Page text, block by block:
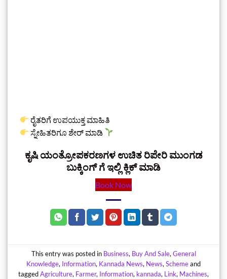
ರೈತರಿಗೆ ಉಪಯುಕ್ತ ಮಾಹಿತಿ
ಸ್ನೇಹಿತರಿಗೂ ಶೇರ್ ಮಾಡಿ
ಕೃಷಿ ಯಂತ್ರೋಪಕರಣಗಳ ಉಚಿತ ರಿಪೇರಿ ಮುಂಗಡ
ಬುಕ್ಕಿಂಗ್‌ ಗೆ ಇಲ್ಲಿ ಕ್ಲಿಕ್‌ ಮಾಡಿ
Book Now
This entry was posted in Business, Buy And Sale, General
Knowledge, Information, Kannada News, News, Schemeand
taggedAgriculture, Farmer, Information, kannada, Link, Machines,